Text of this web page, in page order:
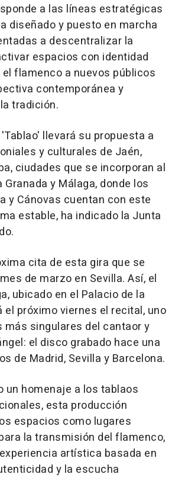
a las líneas estratégicas
diseñado y puesto en marcha
a descentralizar la
espacios con identidad
flamenco a nuevos públicos
contemporánea y
tradición.
llevará su propuesta a
y culturales de Jaén,
ciudades que se incorporan al
y Málaga, donde los
y Cánovas cuentan con este
estable, ha indicado la Junta
cita de esta gira que se
de marzo en Sevilla. Así, el
ubicado en el Palacio de la
el próximo viernes el recital, uno
más singulares del cantaor y
el disco grabado hace una
de Madrid, Sevilla y Barcelona.
un homenaje a los tablaos
esta producción
espacios como lugares
la transmisión del flamenco,
artística basada en
y la escucha